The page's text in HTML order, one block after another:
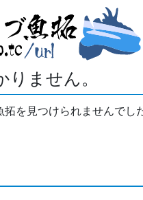
りません。
を見つけられませんでし